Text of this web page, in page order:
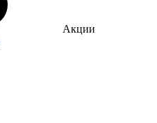
Акции